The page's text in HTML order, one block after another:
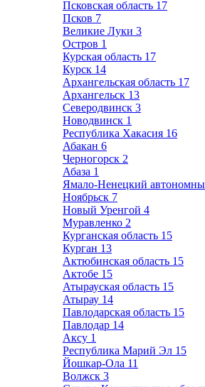
Псковская область 17
Псков 7
Великие Луки 3
Остров 1
Курская область 17
Курск 14
Архангельская область 17
Архангельск 13
Северодвинск 3
Новодвинск 1
Республика Хакасия 16
Абакан 6
Черногорск 2
Абаза 1
Ямало-Ненецкий
Ноябрьск 7
Новый Уренгой 4
Муравленко 2
Курганская область 15
Курган 13
Актюбинская область 15
Актобе 15
Атырауская область 15
Атырау 14
Павлодарская область 15
Павлодар 14
Аксу 1
Республика Марий Эл 15
Йошкар-Ола 11
Волжск 3